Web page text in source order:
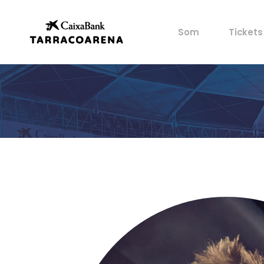
Som
Propietat
Espais
Cultura
Castells
Història
Tickets
Les
Espais
Castells
Esports
Gastronomia
Història